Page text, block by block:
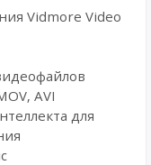
Vidmore Video
AVI
для